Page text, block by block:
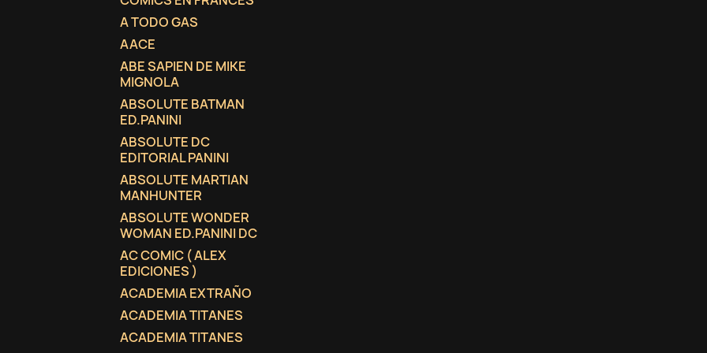
A TODO GAS
AACE
ABE SAPIEN DE MIKE
MIGNOLA
ABSOLUTE BATMAN
ED.PANINI
ABSOLUTE DC
EDITORIAL PANINI
ABSOLUTE MARTIAN
MANHUNTER
ABSOLUTE WONDER
WOMAN ED.PANINI DC
AC COMIC ( ALEX
EDICIONES )
ACADEMIA EXTRAÑO
ACADEMIA TITANES
ACADEMIA TITANES